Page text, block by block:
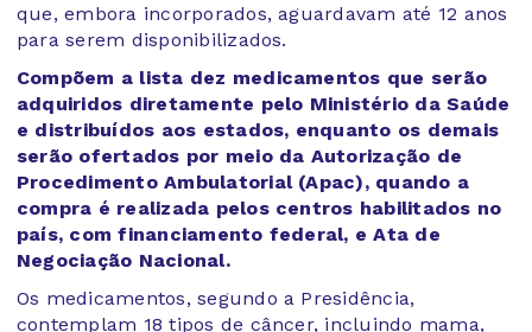
que, embora incorporados, aguardavam até 12 anos
para serem disponibilizados.
Compõem a lista dez medicamentos que serão
adquiridos diretamente pelo Ministério da Saúde
e distribuídos aos estados, enquanto os demais
serão ofertados por meio da Autorização de
Procedimento Ambulatorial (Apac), quando a
compra é realizada pelos centros habilitados no
país, com financiamento federal, e Ata de
Negociação Nacional.
Os medicamentos, segundo a Presidência,
contemplam 18 tipos de câncer, incluindo mama,